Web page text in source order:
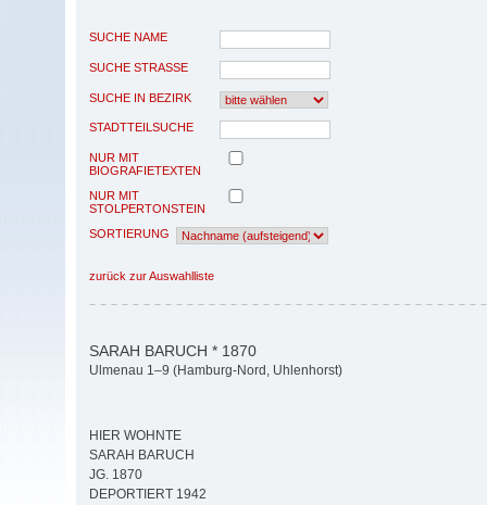
SUCHE NAME
SUCHE STRASSE
SUCHE IN BEZIRK
STADTTEILSUCHE
NUR MIT
BIOGRAFIETEXTEN
NUR MIT
STOLPERTONSTEIN
SORTIERUNG
zurück zur Auswahlliste
SARAH BARUCH * 1870
Ulmenau 1–9 (Hamburg-Nord, Uhlenhorst)
HIER WOHNTE
SARAH BARUCH
JG. 1870
DEPORTIERT 1942